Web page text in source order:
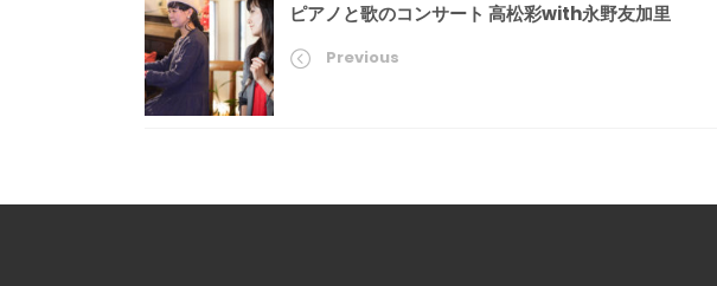
ピアノと歌のコンサート 高松彩with永野友加里
Previous